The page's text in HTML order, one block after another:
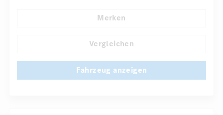
Fahrersitz elektrisch
Merken
Vergleichen
Fahrzeug anzeigen